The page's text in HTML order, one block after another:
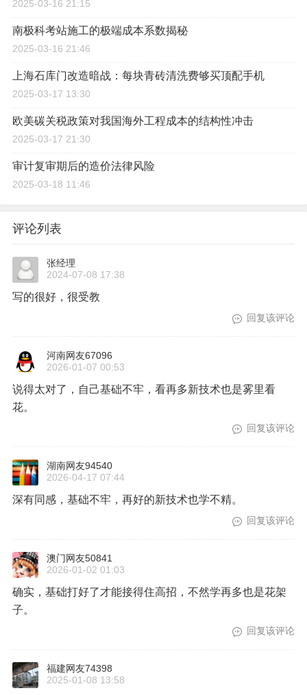
2025-03-16 21:15
南极科考站施工的极端成本系数揭秘
2025-03-16 21:46
上海石库门改造暗战：每块青砖清洗费够买顶配手机
2025-03-17 13:30
欧美碳关税政策对我国海外工程成本的结构性冲击
2025-03-17 21:30
审计复审期后的造价法律风险
2025-03-18 11:46
评论列表
张经理
2024-07-08 17:38
写的很好，很受教
回复该评论
河南网友67096
2026-01-07 00:53
说得太对了，自己基础不牢，看再多新技术也是雾里看
花。
回复该评论
湖南网友94540
2026-04-17 07:44
深有同感，基础不牢，再好的新技术也学不精。
回复该评论
澳门网友50841
2026-01-02 01:03
确实，基础打好了才能接得住高招，不然学再多也是花架
子。
回复该评论
福建网友74398
2025-01-08 13:58